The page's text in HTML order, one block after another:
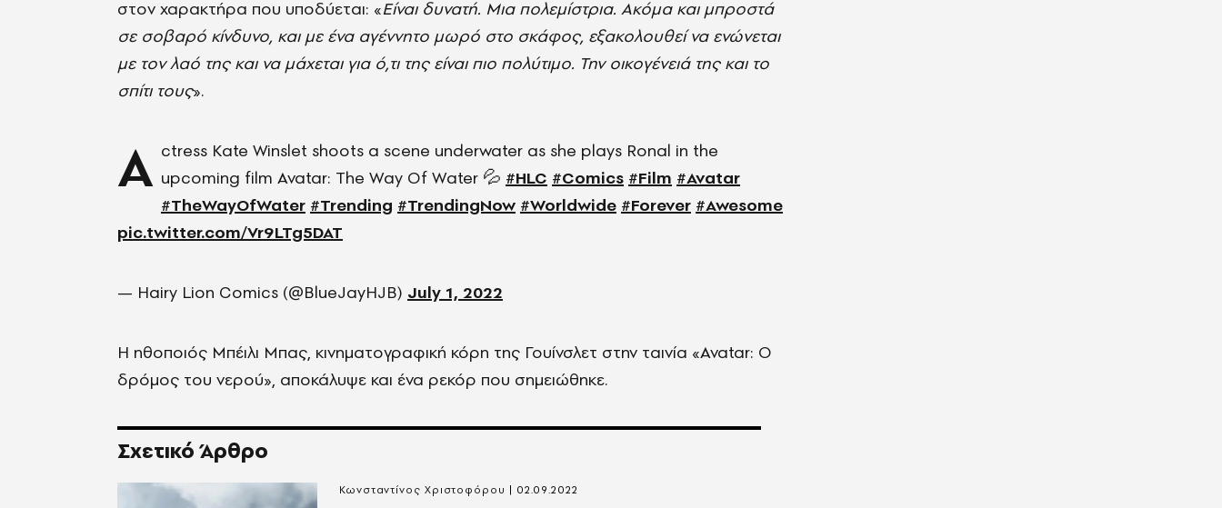
στον χαρακτήρα που υποδύεται: «Είναι δυνατή. Μια πολεμίστρια. Ακόμα και μπροστά
σε σοβαρό κίνδυνο, και με ένα αγέννητο μωρό στο σκάφος, εξακολουθεί να ενώνεται
με τον λαό της και να μάχεται για ό,τι της είναι πιο πολύτιμο. Την οικογένειά της και το
σπίτι τους».
A ctress Kate Winslet shoots a scene underwater as she plays Ronal in the
upcoming film Avatar: The Way Of Water 💦 #HLC #Comics #Film #Avatar
#TheWayOfWater #Trending #TrendingNow #Worldwide #Forever #Awesome
pic.twitter.com/Vr9LTg5DAT
— Hairy Lion Comics (@BlueJayHJB) July 1, 2022
Η ηθοποιός Μπέιλι Μπας, κινηματογραφική κόρη της Γουίνσλετ στην ταινία «Avatar: Ο
δρόμος του νερού», αποκάλυψε και ένα ρεκόρ που σημειώθηκε.
Σχετικό Άρθρο
Κωνσταντίνος Χριστοφόρου 02.09.2022